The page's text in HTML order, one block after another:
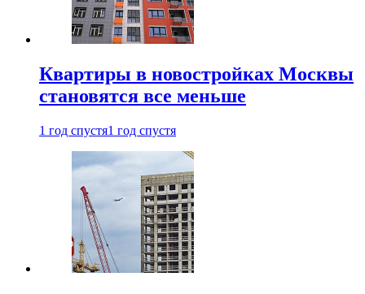
Квартиры в новостройках Москвы
становятся все меньше
1 год спустя1 год спустя